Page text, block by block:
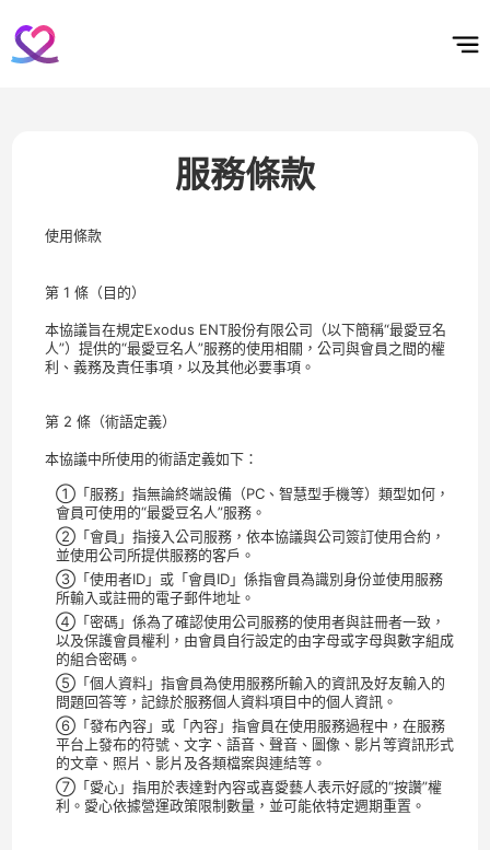
服務條款
使用條款
第 1 條（目的）
本協議旨在規定Exodus ENT股份有限公司（以下簡稱“最愛豆名
人”）提供的“最愛豆名人”服務的使用相關，公司與會員之間的權
利、義務及責任事項，以及其他必要事項。
第 2 條（術語定義）
本協議中所使用的術語定義如下：
①「服務」指無論終端設備（PC、智慧型手機等）類型如何，
會員可使用的“最愛豆名人”服務。
②「會員」指接入公司服務，依本協議與公司簽訂使用合約，
並使用公司所提供服務的客戶。
③「使用者ID」或「會員ID」係指會員為識別身份並使用服務
所輸入或註冊的電子郵件地址。
④「密碼」係為了確認使用公司服務的使用者與註冊者一致，
以及保護會員權利，由會員自行設定的由字母或字母與數字組成
的組合密碼。
⑤「個人資料」指會員為使用服務所輸入的資訊及好友輸入的
問題回答等，記錄於服務個人資料項目中的個人資訊。
⑥「發布內容」或「內容」指會員在使用服務過程中，在服務
平台上發布的符號、文字、語音、聲音、圖像、影片等資訊形式
的文章、照片、影片及各類檔案與連結等。
⑦「愛心」指用於表達對內容或喜愛藝人表示好感的“按讚”權
利。愛心依據營運政策限制數量，並可能依特定週期重置。